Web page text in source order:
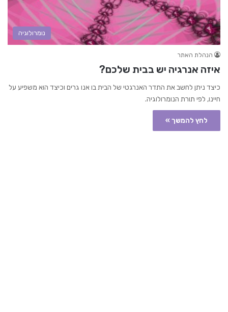
נומרולוגיה
הנהלת האתר
איזה אנרגיה יש בבית שלכם?
כיצד ניתן לחשב את התדר האנרגטי של הבית בו אנו גרים וכיצד הוא משפיע על
חיינו, לפי תורת הנומרולוגיה.
לחץ להמשך »